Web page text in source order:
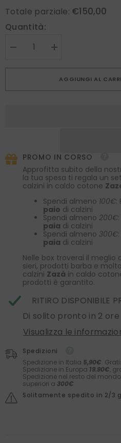
Totale parziale: €150,00
Quantità:
Diminuire
grigio
raso
Aumenta
Cravatta
grigio
raso
AGGIUNGI AL
PROMO IN CORSO
Approfitta subito della
la tua spesa ti regala un set
calzini in caldo cotone
Spendi almeno 100€:
paio di calzini
Spendi almeno 200€
paia di calzini
Spendi almeno 300€
paia di calzini
Nelle box troverai il meglio
sieri, prodotti barba e
calzini Zazà in caldo
prodotti è garantito.
RITIRO DISPONIBILE
Di solito pronto in 2 ore
Visualizza le
Spedizioni
Spedizione in Italia 5,90€.
Spedizione in Europa 19.90€,
Spedizione nel resto del mondo
superiori a 300€
Solitamente spedito in 2/3